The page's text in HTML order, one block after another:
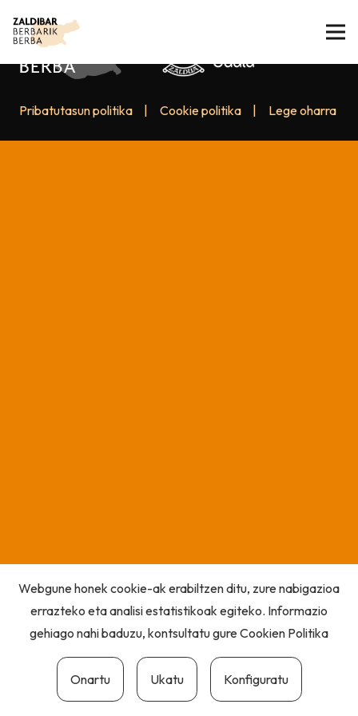
Pribatutasun politika Cookie politika Lege oharra
Webgune honek cookie-ak erabiltzen ditu, zure nabigazioa
errazteko eta analisi estatistikoak egiteko. Informazio
gehiago nahi baduzu, kontsultatu gureCookien Politika
Onartu Ukatu Konfiguratu